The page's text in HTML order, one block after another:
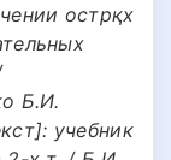
острқх
Б.И.
учебник